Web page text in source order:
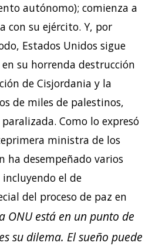
autónomo); comienza a
con su ejército. Y, por
Estados Unidos sigue
su horrenda destrucción
de Cisjordania y la
de miles de palestinos,
Como lo expresó
ministra de los
ha desempeñado varios
incluyendo el de
del proceso de paz en
ONU está en un punto de
su dilema. El sueño puede